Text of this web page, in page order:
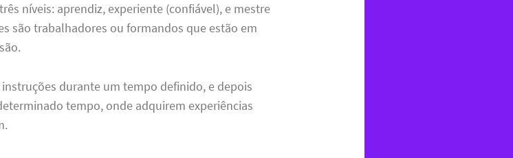
níveis: aprendiz, experiente (confiável), e mestre
são trabalhadores ou formandos que estão em
durante um tempo definido, e depois
tempo, onde adquirem experiências